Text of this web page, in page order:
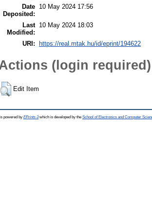
Date
Deposited:
10 May 2024 17:56
Last
Modified:
10 May 2024 18:03
URI: https://real.mtak.hu/id/eprint/194622
(login required)
Edit Item
powered by EPrints 3which is developed by the School of Electronics and Computer